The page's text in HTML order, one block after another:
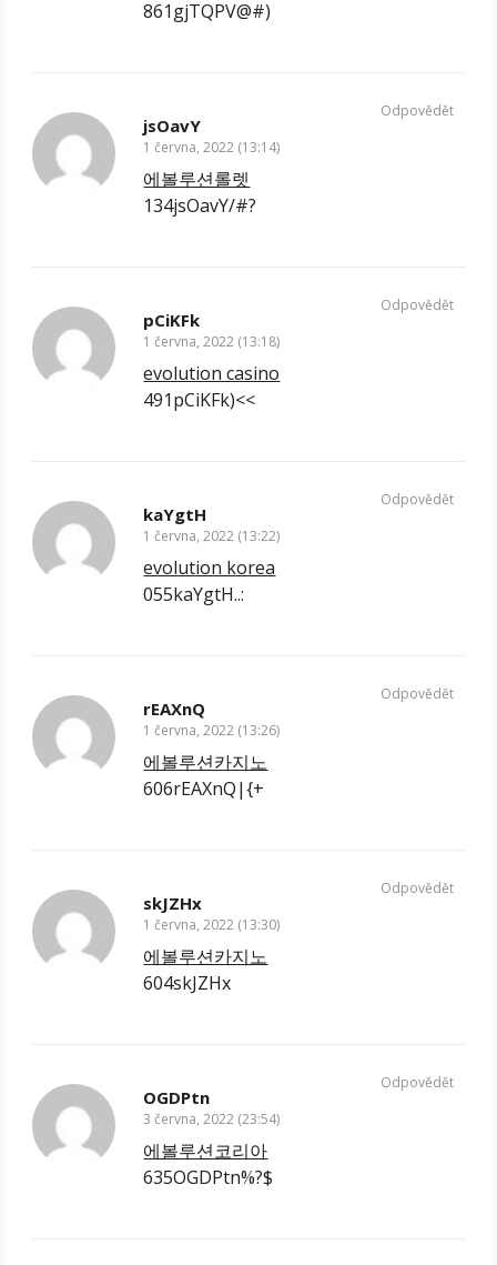
861gjTQPV@#)
jsOavY
1 června, 2022 (13:14)
에볼루션롤렛
134jsOavY/#?
Odpovědět
pCiKFk
1 června, 2022 (13:18)
evolution casino
491pCiKFk)<<
Odpovědět
kaYgtH
1 června, 2022 (13:22)
evolution korea
055kaYgtH..:
Odpovědět
rEAXnQ
1 června, 2022 (13:26)
에볼루션카지노
606rEAXnQ|{+
Odpovědět
skJZHx
1 června, 2022 (13:30)
에볼루션카지노
604skJZHx
Odpovědět
OGDPtn
3 června, 2022 (23:54)
에볼루션코리아
635OGDPtn%?$
Odpovědět